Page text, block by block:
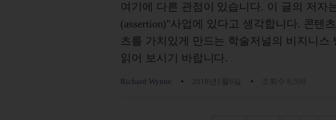
여기에 다른 관점이 있습니다. 이 글의 저자
(assertion)"사업에 있다고 생각합니다. 콘텐
츠를 가치있게 만드는 학술저널의 비지니스
읽어 보시기 바랍니다.
Richard Wynne 2018년1월6일 조회수 8,599